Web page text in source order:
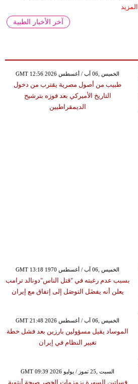
المزيد
آخر الأخبار الطبية
GMT 12:56 2026 الخميس ,06 آب / أغسطس
طبيب من أصول مصرية يقترب من دخول
التاريخ الأميركي بعد فوزه بترشيح
الديمقراطيين
GMT 13:18 1970 الخميس ,06 آب / أغسطس
بسبب عدم رغبته في "قتل الناس"دونالد ترامب
يعلن أنه يفضَل التوصَل إلى إتفاق مع إيران
GMT 21:48 2026 الخميس ,06 آب / أغسطس
الموساد يقيل مسؤولين بارزين بعد فشل خطة
تغيير النظام في إيران
GMT 09:39 2026 السبت ,25 تموز / يوليو
فساتين السهرة بزمزمات الخصر صيحة أنثوية